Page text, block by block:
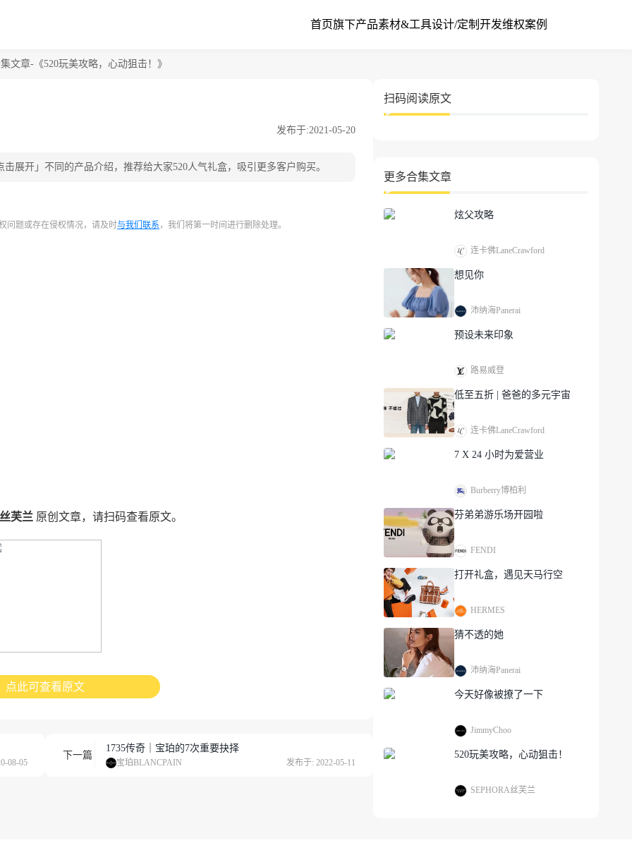
首页旗下产品素材&工具设计/定制开发维权案例
文章-《520玩美攻略，心动狙击！》
发布于:2021-05-20
展开」不同的产品介绍，推荐给大家520人气礼盒，吸引更多客户购买。
问题或存在侵权情况，请及时与我们联系 ，我们将第一时间进行删除处理。
芙兰 原创文章，请扫码查看原文。
点此可查看原文
08-05
下一篇
1735传奇｜宝珀的7次重要抉择
宝珀BLANCPAIN 发布于: 2022-05-11
扫码阅读原文
更多合集文章
炫父攻略
连卡佛LaneCrawford
想见你
沛纳海Panerai
预设未来印象
路易威登
低至五折 | 爸爸的多元宇宙
连卡佛LaneCrawford
7 X 24 小时为爱营业
Burberry博柏利
芬弟弟游乐场开园啦
FENDI
打开礼盒，遇见天马行空
HERMES
猜不透的她
沛纳海Panerai
今天好像被撩了一下
JimmyChoo
520玩美攻略，心动狙击！
SEPHORA丝芙兰